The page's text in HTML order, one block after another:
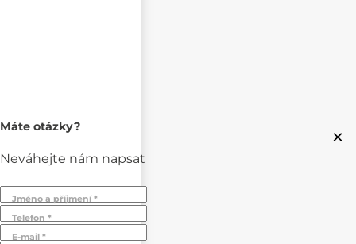
×
Máte otázky?
Neváhejte nám napsat
Jméno a příjmení *
Telefon *
E-mail *